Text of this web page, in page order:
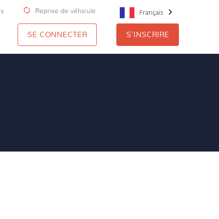
Reprise de véhicule Français
SE CONNECTER S'INSCRIRE